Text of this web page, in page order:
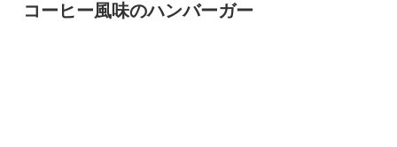
コーヒー風味のハンバーガー